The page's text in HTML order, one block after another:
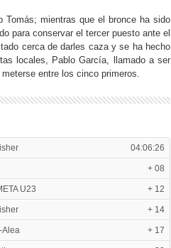
Tomás; mientras que el bronce ha sido
para conservar el tercer puesto ante el
cerca de darles caza y se ha hecho
locales, Pablo García, llamado a ser
entre los cinco primeros.
04:06:26
+ 08
U23 + 12
+ 14
Alea + 17